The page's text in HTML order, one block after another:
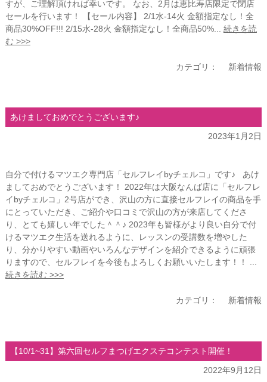
すが、ご理解頂ければ幸いです。 なお、2月は恵比寿店限定で閉店
セールを行います！ 【セール内容】 2/1水-14火 金額指定なし！全
商品30%OFF!!! 2/15水-28火 金額指定なし！全商品50%... 続きを読
む >>>
カテゴリ： 新着情報
あけましておめでとうございます♪
2023年1月2日
自分で付けるマツエク専門店「セルフレイbyチェルコ」です♪ あけ
ましておめでとうございます！ 2022年は大阪なんば店に「セルフレ
イbyチェルコ」2号店ができ、沢山の方に直接セルフレイの商品を手
にとっていただき、ご紹介や口コミで沢山の方が来店してくださ
り、とても嬉しい年でした＾＾♪ 2023年も皆様がより良い自分で付
けるマツエク生活を送れるように、レッスンの受講数を増やした
り、分かりやすい動画やいろんなデザインを紹介できるように頑張
りますので、セルフレイを今後もよろしくお願いいたします！！ ...
続きを読む >>>
カテゴリ： 新着情報
【10/1~31】第六回セルフまつげエクステコンテスト開催！
2022年9月12日